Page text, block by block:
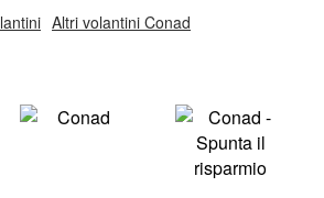
Altri volantini Conad